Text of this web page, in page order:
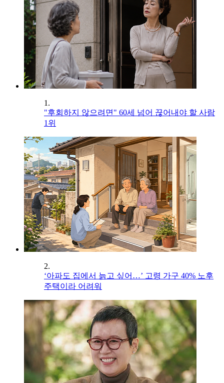
1.
"후회하지 않으려면" 60세 넘어 끊어내야 할 사람
1위
2.
‘아파도 집에서 늙고 싶어…’ 고령 가구 40% 노후
주택이라 어려워